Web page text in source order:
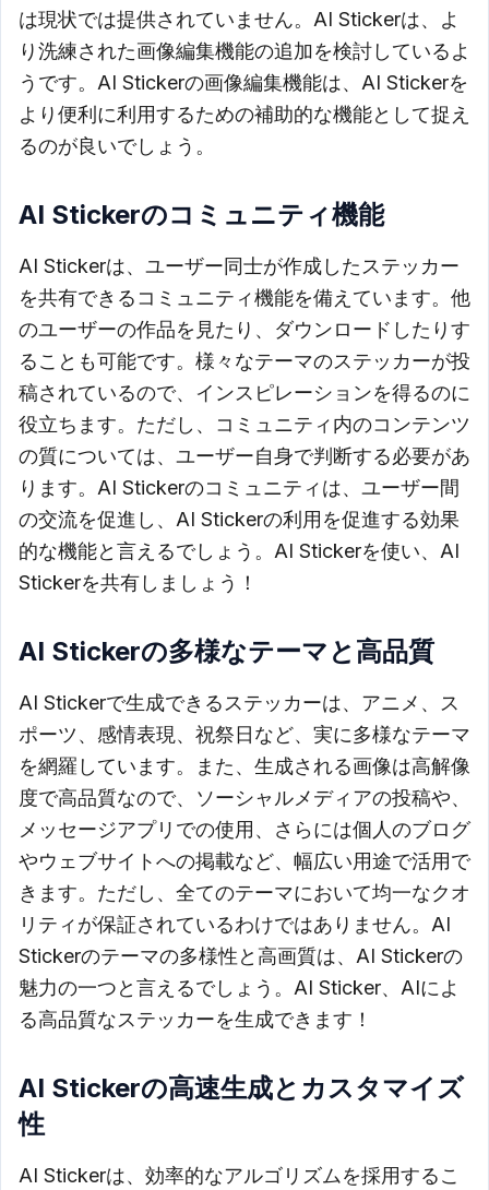
は現状では提供されていません。AI Stickerは、よ
り洗練された画像編集機能の追加を検討しているよ
うです。AI Stickerの画像編集機能は、AI Stickerを
より便利に利用するための補助的な機能として捉え
るのが良いでしょう。
AI Stickerのコミュニティ機能
AI Stickerは、ユーザー同士が作成したステッカー
を共有できるコミュニティ機能を備えています。他
のユーザーの作品を見たり、ダウンロードしたりす
ることも可能です。様々なテーマのステッカーが投
稿されているので、インスピレーションを得るのに
役立ちます。ただし、コミュニティ内のコンテンツ
の質については、ユーザー自身で判断する必要があ
ります。AI Stickerのコミュニティは、ユーザー間
の交流を促進し、AI Stickerの利用を促進する効果
的な機能と言えるでしょう。AI Stickerを使い、AI
Stickerを共有しましょう！
AI Stickerの多様なテーマと高品質
AI Stickerで生成できるステッカーは、アニメ、ス
ポーツ、感情表現、祝祭日など、実に多様なテーマ
を網羅しています。また、生成される画像は高解像
度で高品質なので、ソーシャルメディアの投稿や、
メッセージアプリでの使用、さらには個人のブログ
やウェブサイトへの掲載など、幅広い用途で活用で
きます。ただし、全てのテーマにおいて均一なクオ
リティが保証されているわけではありません。AI
Stickerのテーマの多様性と高画質は、AI Stickerの
魅力の一つと言えるでしょう。AI Sticker、AIによ
る高品質なステッカーを生成できます！
AI Stickerの高速生成とカスタマイズ
性
AI Stickerは、効率的なアルゴリズムを採用するこ